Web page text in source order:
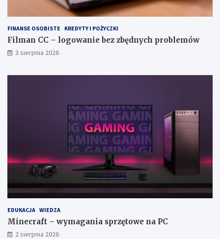
FINANSE OSOBISTE KREDYTY I POŻYCZKI
Filman CC – logowanie bez zbędnych problemów
3 sierpnia 2026
EDUKACJA WIEDZA
Minecraft – wymagania sprzętowe na PC
2 sierpnia 2026